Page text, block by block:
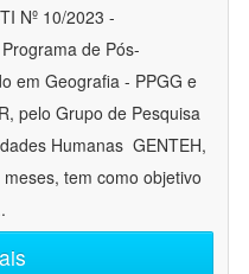
Nº 10/2023 -
de Pós-
em Geografia - PPGG e
pelo Grupo de Pesquisa
Humanas  GENTEH,
tem como objetivo